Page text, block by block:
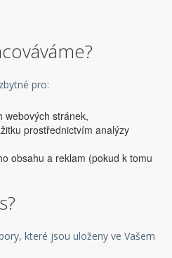
pro:
webových stránek,
prostřednictvím analýzy
obsahu a reklam (pokud k tomu
které jsou uloženy ve Vašem